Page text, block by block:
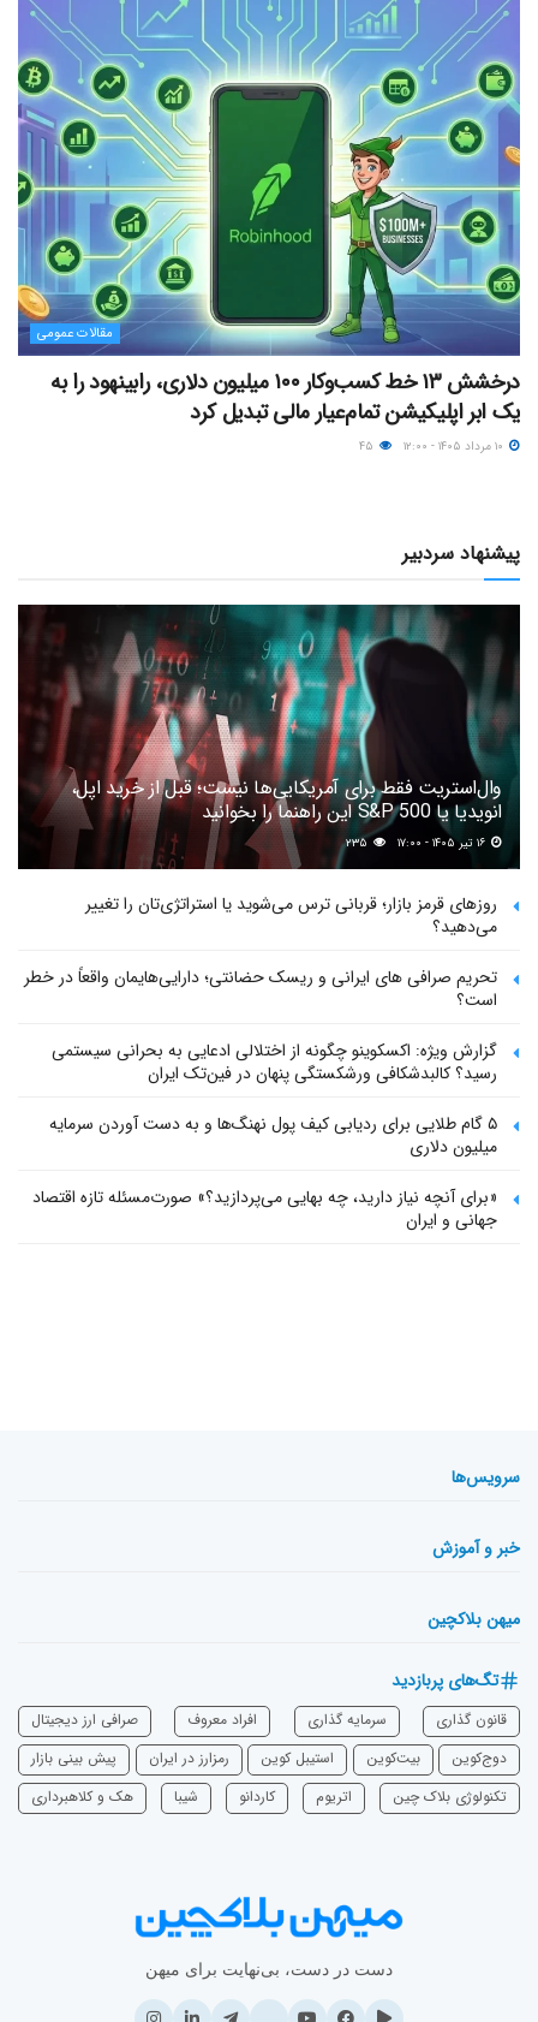
مقالات عمومی
درخشش ۱۳ خط کسب‌وکار ۱۰۰ میلیون دلاری، رابینهود را به
یک ابر اپلیکیشن تمام‌عیار مالی تبدیل کرد
پیشنهاد سردبیر
وال‌استریت فقط برای آمریکایی‌ها نیست؛ قبل از خرید اپل،
انویدیا یا S&P 500 این راهنما را بخوانید
۲۳۵
روزهای قرمز بازار؛ قربانی ترس می‌شوید یا استراتژی‌تان را تغییر
می‌دهید؟
تحریم صرافی های ایرانی و ریسک حضانتی؛ دارایی‌هایمان واقعاً در خطر
است؟
گزارش ویژه: اکسکوینو چگونه از اختلالی ادعایی به بحرانی سیستمی
رسید؟ کالبدشکافی ورشکستگی پنهان در فین‌تک ایران
۵ گام طلایی برای ردیابی کیف پول‌ نهنگ‌ها و به دست آوردن سرمایه
میلیون دلاری
«برای آنچه نیاز دارید، چه بهایی می‌پردازید؟» صورت‌مسئله تازه اقتصاد
جهانی و ایران
سرویس‌ها
خبر و آموزش
میهن بلاکچین
تگ‌های پربازدید
قانون گذاری سرمایه‌ گذاری افراد معروف
صرافی ارز دیجیتال
دوج‌کوین
بیت‌کوین استیبل کوین رمزارز در ایران
پیش بینی بازار
تکنولوژی بلاک چین
اتریوم ‌کاردانو شیبا هک و کلاهبرداری
دست در دست، بی‌نهایت برای میهن